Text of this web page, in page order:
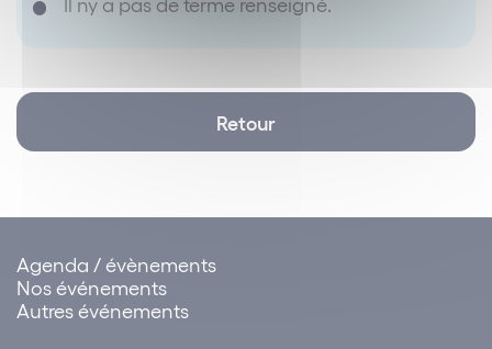
Retour
Agenda / évènements
Nos événements
Autres événements